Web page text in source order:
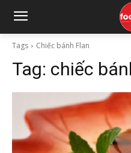
Tags Chiếc bánh Flan
Tag: chiếc